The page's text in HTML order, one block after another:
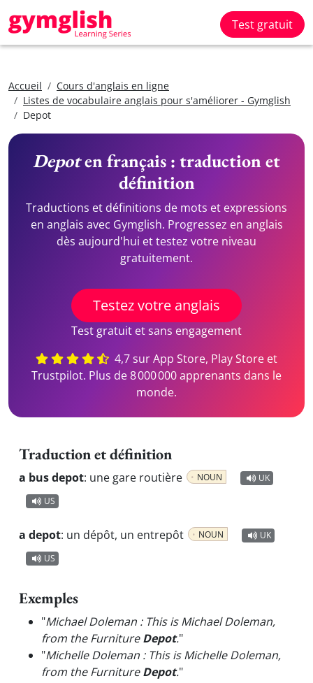
Test gratuit
Accueil
Cours d'anglais en ligne
Listes de vocabulaire anglais pour s'améliorer - Gymglish
Depot
Depoten français : traduction et
définition
Traductions et définitions de mots et expressions
en anglais avec Gymglish. Progressez en anglais
dès aujourd'hui et testez votre niveau
gratuitement.
Testez votre anglais
Test gratuit et sans engagement
4,7 sur App Store, Play Store et
Trustpilot. Plus de 8 000 000 apprenants dans le
monde.
Traduction et définition
a bus depot: une gare routière NOUN
UK
US
a depot: un dépôt, un entrepôt NOUN
UK
US
Exemples
"Michael Doleman : This is Michael Doleman,
from the FurnitureDepot."
"Michelle Doleman : This is Michelle Doleman,
from the FurnitureDepot."